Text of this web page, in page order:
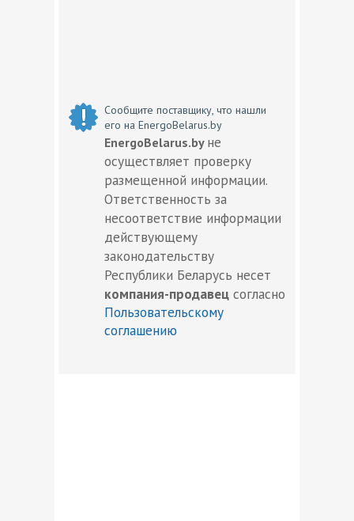
Сообщите поставщику, что нашли
его на EnergoBelarus.by
EnergoBelarus.by не
осуществляет проверку
размещенной информации.
Ответственность за
несоответствие информации
действующему
законодательству
Республики Беларусь несет
компания-продавец согласно
Пользовательскому
соглашению